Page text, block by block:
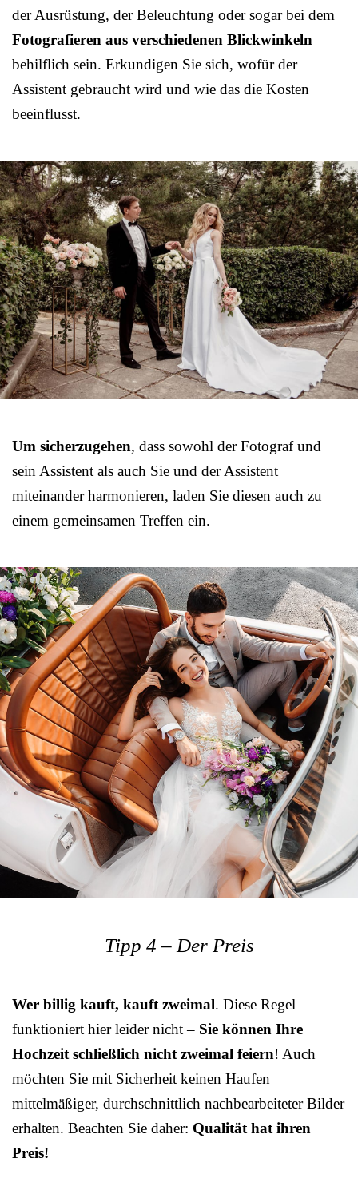
der Ausrüstung, der Beleuchtung oder sogar bei dem
Fotografieren aus verschiedenen Blickwinkeln
behilflich sein. Erkundigen Sie sich, wofür der
Assistent gebraucht wird und wie das die Kosten
beeinflusst.
Um sicherzugehen, dass sowohl der Fotograf und
sein Assistent als auch Sie und der Assistent
miteinander harmonieren, laden Sie diesen auch zu
einem gemeinsamen Treffen ein.
Tipp 4 – Der Preis
Wer billig kauft, kauft zweimal. Diese Regel
funktioniert hier leider nicht – Sie können Ihre
Hochzeit schließlich nicht zweimal feiern! Auch
möchten Sie mit Sicherheit keinen Haufen
mittelmäßiger, durchschnittlich nachbearbeiteter Bilder
erhalten. Beachten Sie daher: Qualität hat ihren
Preis!